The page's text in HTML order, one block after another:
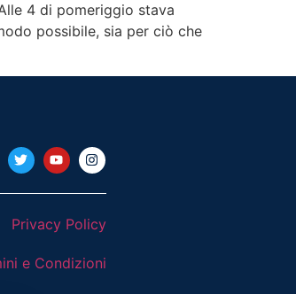
4 di pomeriggio stava
possibile, sia per ciò che
Privacy Policy
e Condizioni